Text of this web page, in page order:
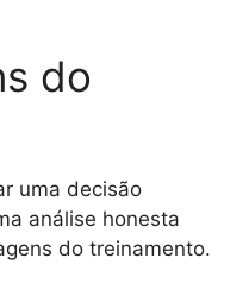
do
uma decisão
análise honesta
do treinamento.